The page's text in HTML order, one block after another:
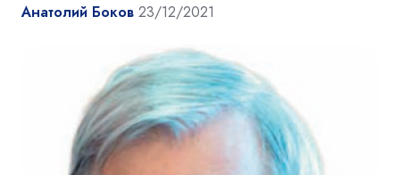
Анатолий Боков 23/12/2021